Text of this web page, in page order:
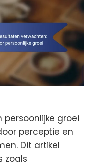
persoonlijke groei
perceptie en
Dit artikel
zoals